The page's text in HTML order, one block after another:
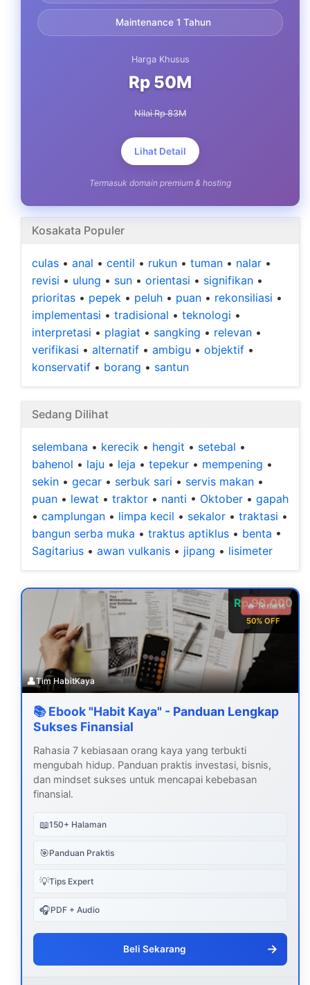
Maintenance 1 Tahun
Harga Khusus
Rp 50M
Nilai Rp 83M
Lihat Detail
Termasuk domain premium & hosting
Kosakata Populer
culas • anal • centil • rukun • tuman • nalar •
revisi • ulung • sun • orientasi • signifikan •
prioritas • pepek • peluh • puan • rekonsiliasi •
implementasi • tradisional • teknologi •
interpretasi • plagiat • sangking • relevan •
verifikasi • alternatif • ambigu • objektif •
konservatif • borang • santun
Sedang Dilihat
selembana • kerecik • hengit • setebal •
bahenol • laju • leja • tepekur • mempening •
sekin • gecar • serbuk sari • servis makan •
puan • lewat • traktor • nanti • Oktober • gapah
• camplungan • limpa kecil • sekalor • traktasi •
bangun serba muka • traktus aptiklus • benta •
Sagitarius • awan vulkanis • jipang • lisimeter
Rp 99.000
50% OFF
🔥 Terlaris
👤Tim HabitKaya
📚 Ebook "Habit Kaya" - Panduan Lengkap
Sukses Finansial
Rahasia 7 kebiasaan orang kaya yang terbukti
mengubah hidup. Panduan praktis investasi, bisnis,
dan mindset sukses untuk mencapai kebebasan
finansial.
📖150+ Halaman
🎯Panduan Praktis
💡Tips Expert
🎧PDF + Audio
Beli Sekarang →